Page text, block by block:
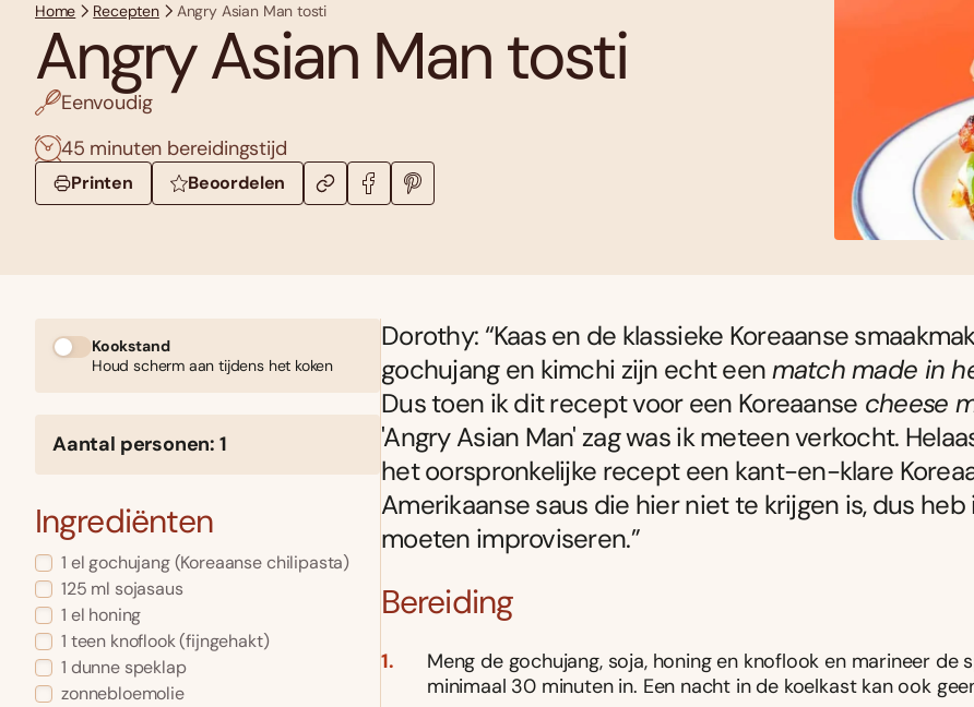
Home Recepten Angry Asian Man tosti
Angry Asian Man tosti
Eenvoudig
45 minuten bereidingstijd
Printen Beoordelen
Kookstand
Houd scherm aan tijdens het koken
Aantal personen: 1
Ingrediënten
1 el gochujang (Koreaanse chilipasta)
125 ml sojasaus
1 el honing
1 teen knoflook (fijngehakt)
1 dunne speklap
zonnebloemolie
Dorothy: “Kaas en de klassieke Koreaanse
gochujang en kimchi zijn echt eenmatch made in
Dus toen ik dit recept voor een Koreaanse cheese
'Angry Asian Man' zag was ik meteen verkocht.
het oorspronkelijke recept een kant-en-klare
Amerikaanse saus die hier niet te krijgen is, dus heb
moeten improviseren.”
Bereiding
Meng de gochujang, soja, honing en knoflook en marineer de
minimaal 30 minuten in. Een nacht in de koelkast kan ook